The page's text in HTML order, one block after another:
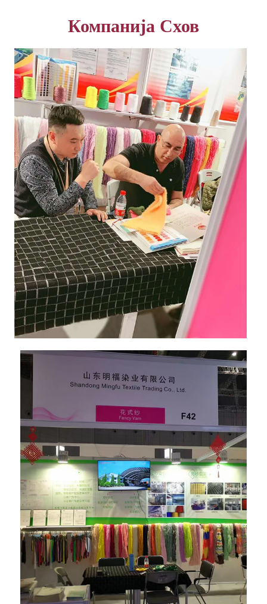
Компанија Схов